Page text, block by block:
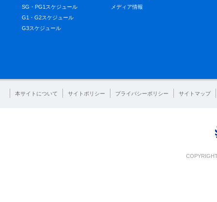
SG・PG1スケジュール
G1・G2スケジュール
G3スケジュール
メディア情報
本サイトについて サイトポリシー プライバシーポリシー サイトマップ